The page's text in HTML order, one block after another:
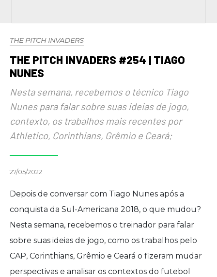
THE PITCH INVADERS
THE PITCH INVADERS #254 | TIAGO
NUNES
Nesta semana, recebemos o técnico Tiago
Nunes para falar sobre suas ideias de jogo,
contexto, os trabalhos mais recentes por
Athletico, Corinthians, Grêmio e Ceará;
27/05/2022
Depois de conversar com Tiago Nunes após a
conquista da Sul-Americana 2018, o que mudou?
Nesta semana, recebemos o treinador para falar
sobre suas ideias de jogo, como os trabalhos pelo
CAP, Corinthians, Grêmio e Ceará o fizeram mudar
perspectivas e analisar os contextos do futebol